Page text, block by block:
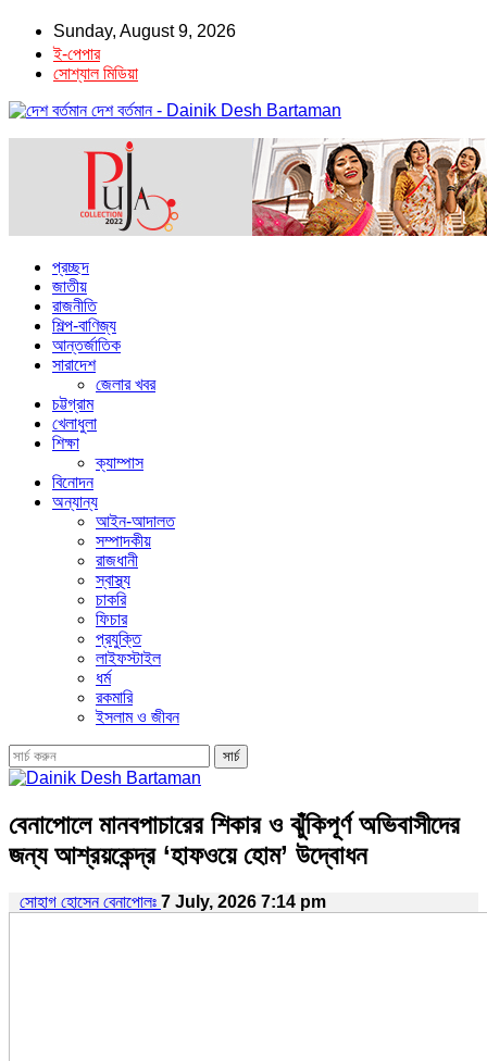
Sunday, August 9, 2026
ই-পেপার
সোশ্যাল মিডিয়া
দেশ বর্তমান - Dainik Desh Bartaman
প্রচ্ছদ
জাতীয়
রাজনীতি
শিল্প-বাণিজ্য
আন্তর্জাতিক
সারাদেশ
জেলার খবর
চট্টগ্রাম
খেলাধুলা
শিক্ষা
ক্যাম্পাস
বিনোদন
অন্যান্য
আইন-আদালত
সম্পাদকীয়
রাজধানী
স্বাস্থ্য
চাকরি
ফিচার
প্রযুক্তি
লাইফস্টাইল
ধর্ম
রকমারি
ইসলাম ও জীবন
বেনাপোলে মানবপাচারের শিকার ও ঝুঁকিপূর্ণ অভিবাসীদের
জন্য আশ্রয়কেন্দ্র ‘হাফওয়ে হোম’ উদ্বোধন
সোহাগ হোসেন বেনাপোলঃ 7 July, 2026 7:14 pm